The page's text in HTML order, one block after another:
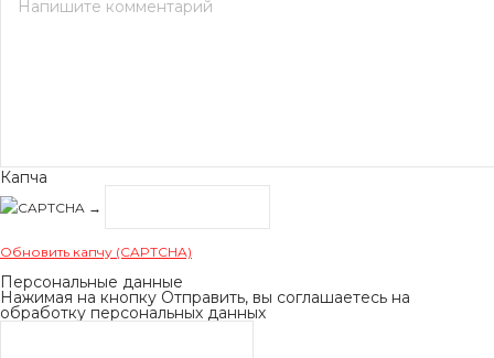
Капча
→
Обновить капчу (CAPTCHA)
Персональные данные
Нажимая на кнопку Отправить, вы соглашаетесь на
обработку персональных данных